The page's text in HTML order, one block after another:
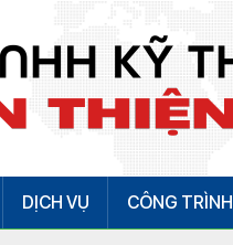
DỊCH VỤ CÔNG TRÌNH